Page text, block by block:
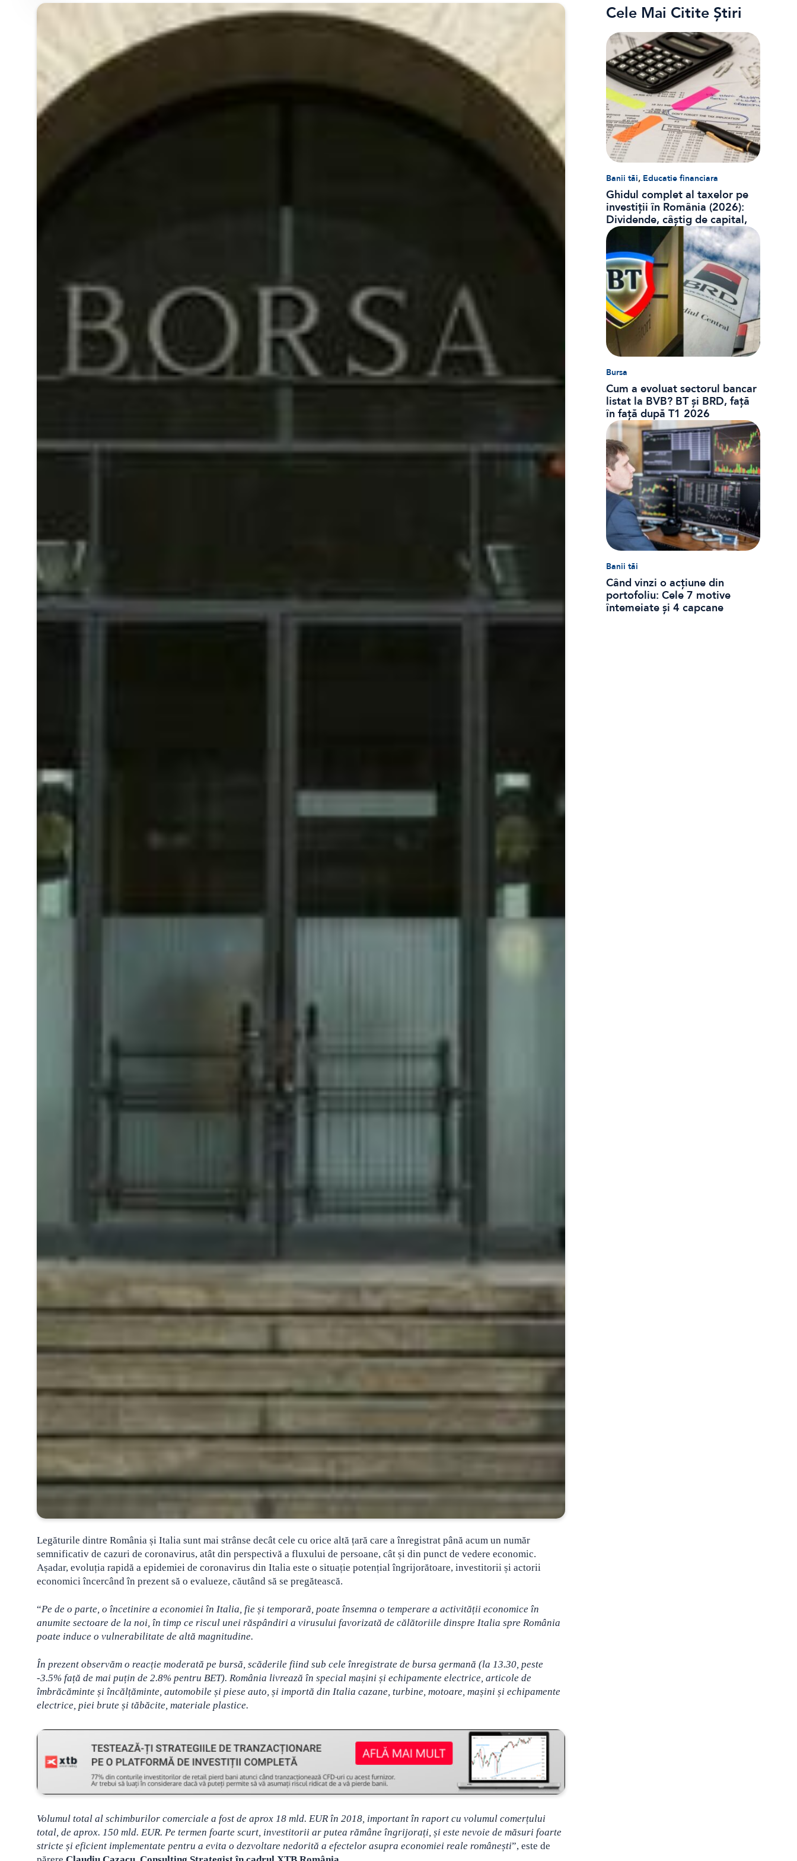
Legăturile dintre România și Italia sunt mai strânse decât cele cu orice altă țară care a înregistrat până acum un număr
semnificativ de cazuri de coronavirus, atât din perspectivă a fluxului de persoane, cât și din punct de vedere economic.
Așadar, evoluția rapidă a epidemiei de coronavirus din Italia este o situație potențial îngrijorătoare, investitorii și actorii
economici încercând în prezent să o evalueze, căutând să se pregătească.
“Pe de o parte, o încetinire a economiei în Italia, fie și temporară, poate însemna o temperare a activității economice în
anumite sectoare de la noi, în timp ce riscul unei răspândiri a virusului favorizată de călătoriile dinspre Italia spre România
poate induce o vulnerabilitate de altă magnitudine.
În prezent observăm o reacție moderată pe bursă, scăderile fiind sub cele înregistrate de bursa germană (la 13.30, peste
-3.5% față de mai puțin de 2.8% pentru BET). România livrează în special mașini și echipamente electrice, articole de
îmbrăcăminte și încălțăminte, automobile și piese auto, și importă din Italia cazane, turbine, motoare, mașini și echipamente
electrice, piei brute și tăbăcite, materiale plastice.
Volumul total al schimburilor comerciale a fost de aprox 18 mld. EUR în 2018, important în raport cu volumul comerțului
total, de aprox. 150 mld. EUR. Pe termen foarte scurt, investitorii ar putea rămâne îngrijorați, și este nevoie de măsuri foarte
stricte și eficient implementate pentru a evita o dezvoltare nedorită a efectelor asupra economiei reale românești”, este de
Cele Mai Citite Știri
Banii tăi, Educatie financiara
Ghidul complet al taxelor pe
investiții în România (2026):
Dividende, câștig de capital,
dobânzi și CASS
Bursa
Cum a evoluat sectorul bancar
listat la BVB? BT și BRD, față
în față după T1 2026
Banii tăi
Când vinzi o acțiune din
portofoliu: Cele 7 motive
întemeiate și 4 capcane